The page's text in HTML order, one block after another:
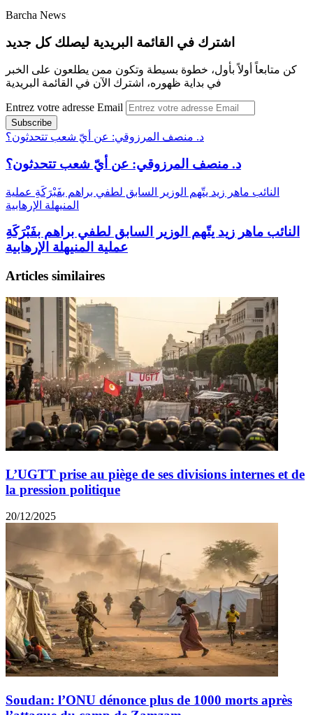
Barcha News
اشترك في القائمة البريدية ليصلك كل جديد
كن متابعاً أولاً بأول، خطوة بسيطة وتكون ممن يطلعون على الخبر
في بداية ظهوره، اشترك الآن في القائمة البريدية
Entrez votre adresse Email
د. منصف المرزوقي: عن أيّ شعب تتحدثون؟
د. منصف المرزوقي: عن أيّ شعب تتحدثون؟
النائب ماهر زيد يتّهم الوزير السابق لطفي براهم بفَبْرَكَةِ عملية
المنيهلة الإرهابية
النائب ماهر زيد يتّهم الوزير السابق لطفي براهم بفَبْرَكَةِ
عملية المنيهلة الإرهابية
Articles similaires
L’UGTT prise au piège de ses divisions internes et de
la pression politique
20/12/2025
Soudan: l’ONU dénonce plus de 1000 morts après